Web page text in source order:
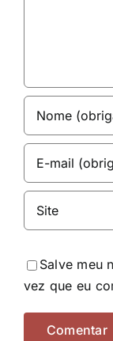
Salve meu
vez que eu